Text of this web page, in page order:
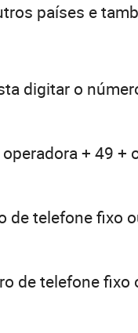
países e
digitar o
+ 49 +
de telefone fixo
de telefone fixo